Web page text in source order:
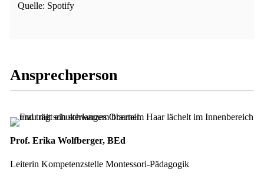
Quelle: Spotify
Ansprechperson
Prof. Erika Wolfberger, BEd
Leiterin Kompetenzstelle Montessori-Pädagogik